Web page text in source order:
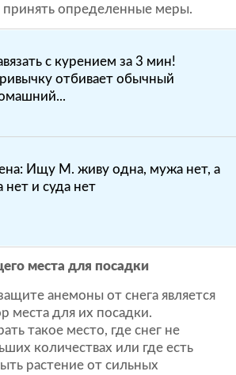
принять определенные меры.
с курением за 3 мин!
отбивает обычный
Ищу М. живу одна, мужа нет, а
нет и суда нет
места для посадки
анемоны от снега является
места для их посадки.
такое место, где снег не
количествах или где есть
растение от сильных